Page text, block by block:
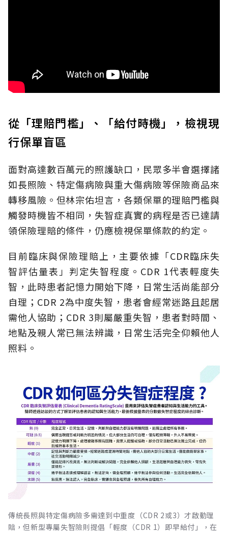
從「理賠門檻」、「給付時機」，檢視現
行保單盲區
面對高達數百萬元的照護缺口，民眾多半會選擇諸
如長照險、特定傷病險與重大傷病險等保險商品來
轉移風險。但林宗佑坦言，各類保單的理賠門檻與
觸發時機皆不相同，失智症真實的病程是否已達請
領保險理賠的條件，仍應檢視保單條款的約定。
目前臨床與保險理賠上，主要依據「CDR臨床失
智評估量表」判定失智程度。CDR 1代表輕度失
智，此時患者記憶力開始下降，日常生活尚能部分
自理；CDR 2為中度失智，患者會經常迷路且起居
需他人協助；CDR 3則屬嚴重失智，患者對時間、
地點及親人常已無法辨識，日常生活完全仰賴他人
照料。
傳統長照與特定傷病險多需達到中重度（CDR 2或3）才啟動理
賠，但新型專屬失智險則提倡「輕度（CDR 1）即早給付」，在